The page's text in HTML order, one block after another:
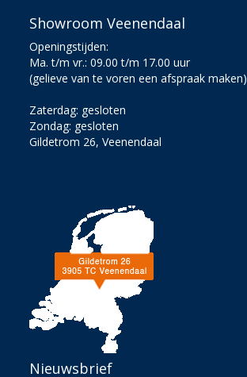
Showroom Veenendaal
Openingstijden:
Ma. t/m vr.: 09.00 t/m 17.00 uur
(gelieve van te voren een afspraak maken)
Zaterdag: gesloten
Zondag: gesloten
Gildetrom 26, Veenendaal
Nieuwsbrief